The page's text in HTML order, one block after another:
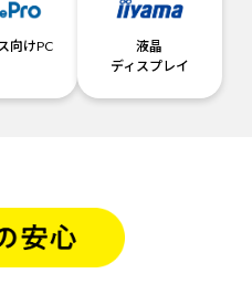
向けPC
液晶
ディスプレイ